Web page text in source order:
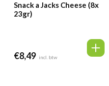
Snack a Jacks Cheese (8x
23gr)
€8,49 incl. btw